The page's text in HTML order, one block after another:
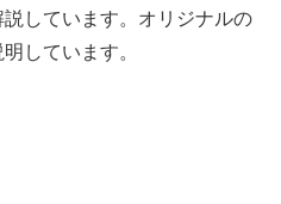
しています。オリジナルの
しています。